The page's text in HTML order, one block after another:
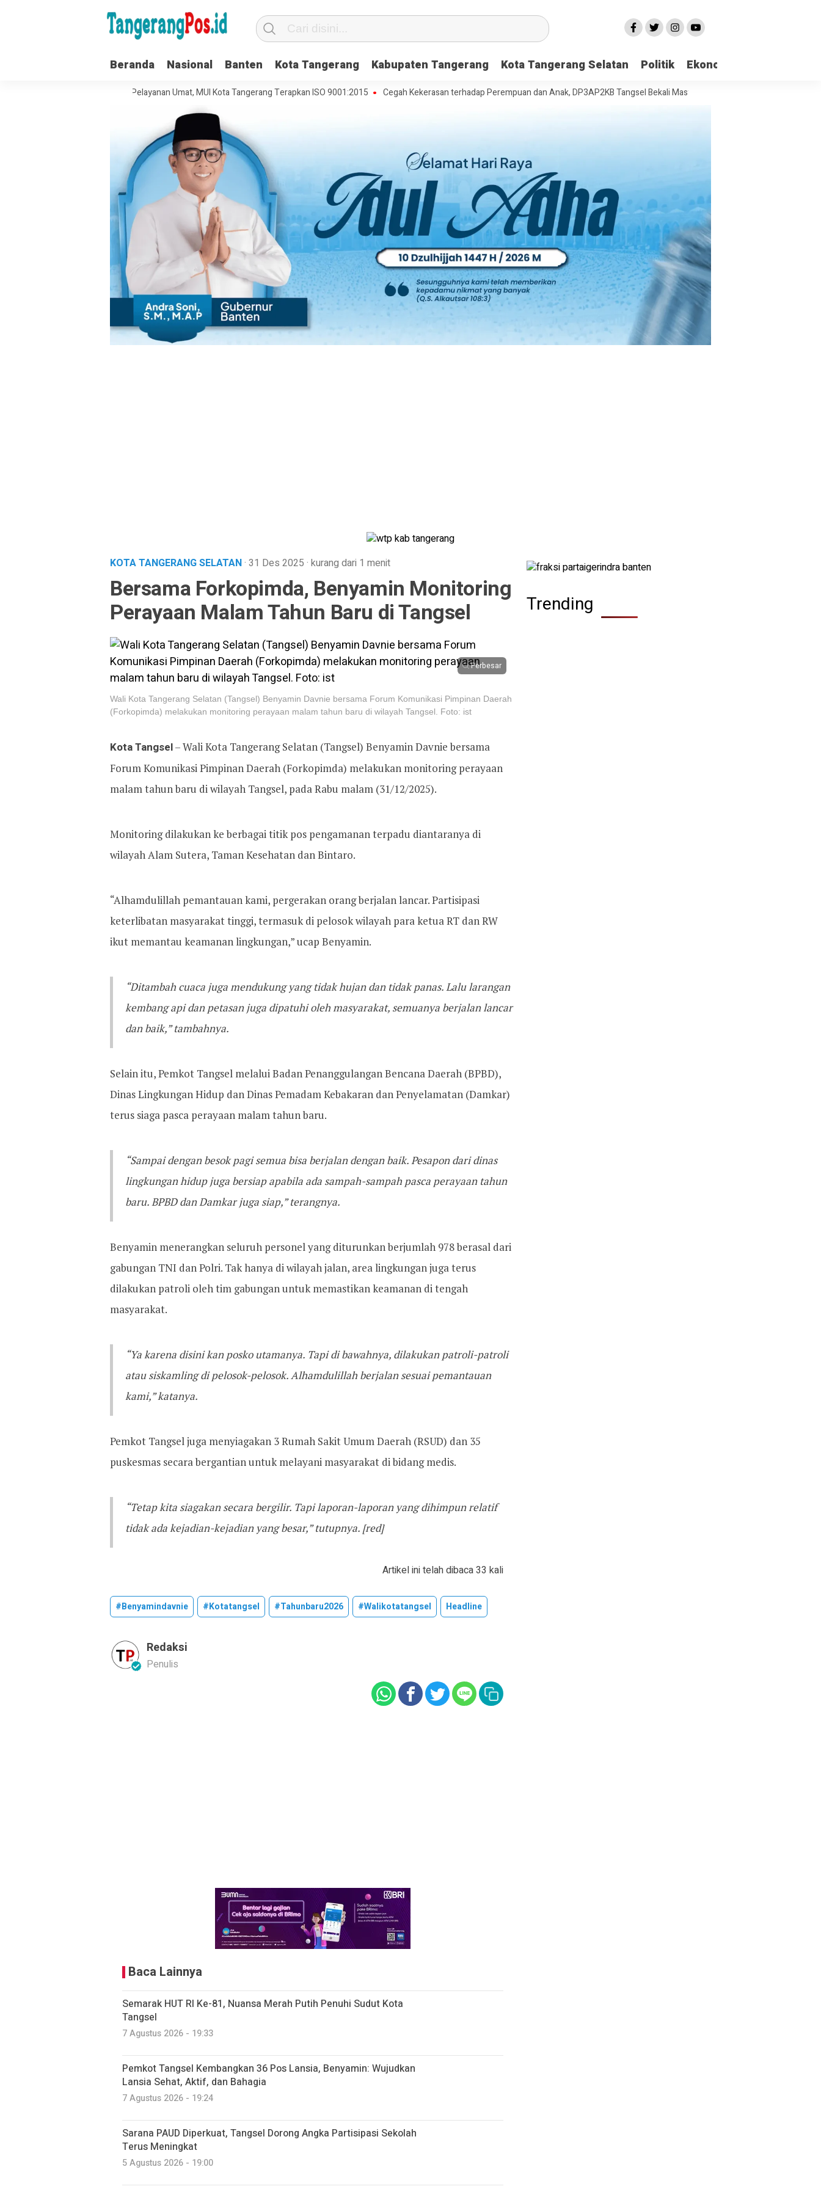
Beranda Nasional Banten Kota Tangerang Kabupaten Tangerang Kota Tangerang Selatan Politik Ekonomi
Kelola Organisasi dan Pelayanan Umat, MUI Kota Tangerang Terapkan ISO 9001:2015 Cegah Kekerasan terhadap Perempuan dan Anak, DP3AP2KB Tangsel Bekali Masyarakat Manajemen Stres dan Dukungan
KOTA TANGERANG SELATAN· 31 Des 2025 · kurang dari 1 menit
Bersama Forkopimda, Benyamin Monitoring
Perayaan Malam Tahun Baru di Tangsel
Perbesar
Wali Kota Tangerang Selatan (Tangsel) Benyamin Davnie bersama Forum Komunikasi Pimpinan Daerah
(Forkopimda) melakukan monitoring perayaan malam tahun baru di wilayah Tangsel. Foto: ist
Kota Tangsel– Wali Kota Tangerang Selatan (Tangsel) Benyamin Davnie bersama
Forum Komunikasi Pimpinan Daerah (Forkopimda) melakukan monitoring perayaan
malam tahun baru di wilayah Tangsel, pada Rabu malam (31/12/2025).
Monitoring dilakukan ke berbagai titik pos pengamanan terpadu diantaranya di
wilayah Alam Sutera, Taman Kesehatan dan Bintaro.
“Alhamdulillah pemantauan kami, pergerakan orang berjalan lancar. Partisipasi
keterlibatan masyarakat tinggi, termasuk di pelosok wilayah para ketua RT dan RW
ikut memantau keamanan lingkungan,” ucap Benyamin.
“Ditambah cuaca juga mendukung yang tidak hujan dan tidak panas. Lalu larangan
kembang api dan petasan juga dipatuhi oleh masyarakat, semuanya berjalan lancar
dan baik,” tambahnya.
Selain itu, Pemkot Tangsel melalui Badan Penanggulangan Bencana Daerah (BPBD),
Dinas Lingkungan Hidup dan Dinas Pemadam Kebakaran dan Penyelamatan (Damkar)
terus siaga pasca perayaan malam tahun baru.
“Sampai dengan besok pagi semua bisa berjalan dengan baik. Pesapon dari dinas
lingkungan hidup juga bersiap apabila ada sampah-sampah pasca perayaan tahun
baru. BPBD dan Damkar juga siap,” terangnya.
Benyamin menerangkan seluruh personel yang diturunkan berjumlah 978 berasal dari
gabungan TNI dan Polri. Tak hanya di wilayah jalan, area lingkungan juga terus
dilakukan patroli oleh tim gabungan untuk memastikan keamanan di tengah
masyarakat.
“Ya karena disini kan posko utamanya. Tapi di bawahnya, dilakukan patroli-patroli
atau siskamling di pelosok-pelosok. Alhamdulillah berjalan sesuai pemantauan
kami,” katanya.
Pemkot Tangsel juga menyiagakan 3 Rumah Sakit Umum Daerah (RSUD) dan 35
puskesmas secara bergantian untuk melayani masyarakat di bidang medis.
“Tetap kita siagakan secara bergilir. Tapi laporan-laporan yang dihimpun relatif
tidak ada kejadian-kejadian yang besar,” tutupnya. [red]
Artikel ini telah dibaca 33 kali
#benyamindavnie #kotatangsel #tahunbaru2026 #walikotatangsel Headline
Redaksi
Penulis
Baca Lainnya
Semarak HUT RI Ke-81, Nuansa Merah Putih Penuhi Sudut Kota
Tangsel
7 Agustus 2026 - 19:33
Pemkot Tangsel Kembangkan 36 Pos Lansia, Benyamin: Wujudkan
Lansia Sehat, Aktif, dan Bahagia
7 Agustus 2026 - 19:24
Sarana PAUD Diperkuat, Tangsel Dorong Angka Partisipasi Sekolah
Terus Meningkat
5 Agustus 2026 - 19:00
Trending